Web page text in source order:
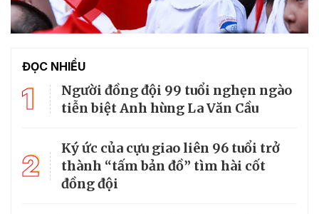
ĐỌC NHIỀU
1
Người đồng đội 99 tuổi nghẹn ngào
tiễn biệt Anh hùng La Văn Cầu
2
Ký ức của cựu giao liên 96 tuổi trở
thành “tấm bản đồ” tìm hài cốt
đồng đội